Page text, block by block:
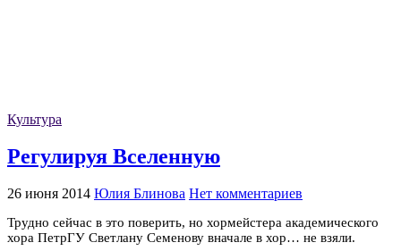
Культура
Регулируя Вселенную
26 июня 2014 Юлия Блинова Нет комментариев
Трудно сейчас в это поверить, но хормейстера академического
хора ПетрГУ Светлану Семенову вначале в хор… не взяли.